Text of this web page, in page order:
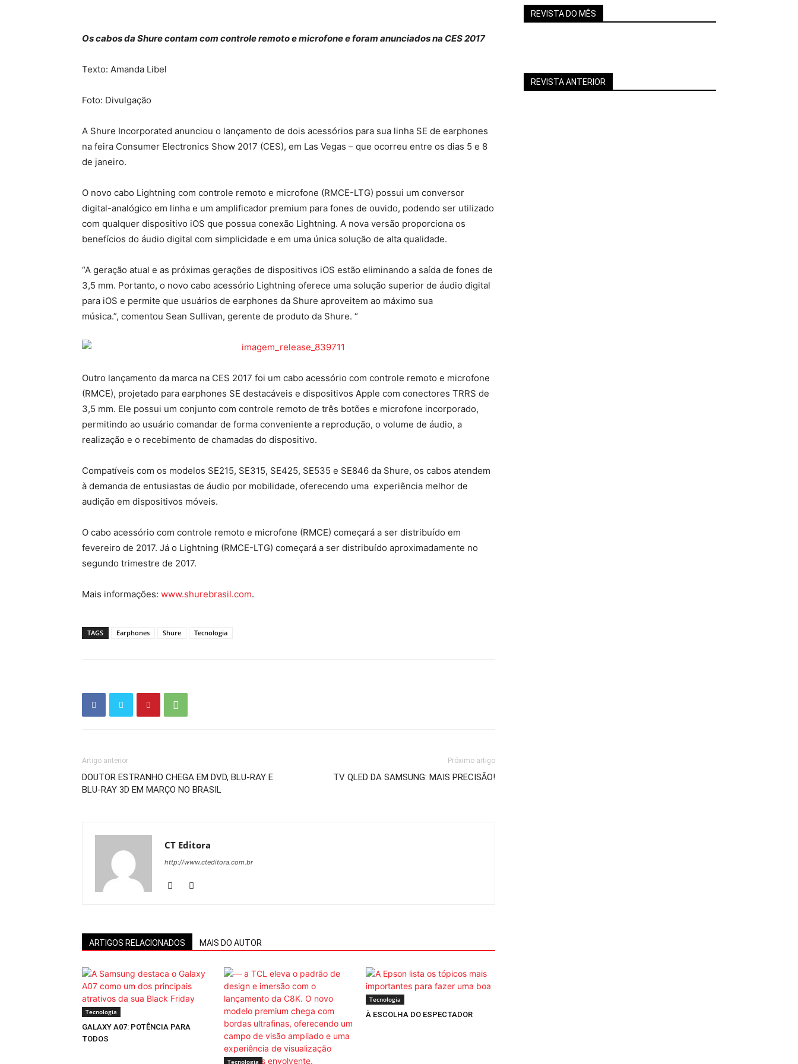
Os cabos da Shure contam com controle remoto e microfone e foram anunciados na CES 2017
Texto: Amanda Libel
Foto: Divulgação
A Shure Incorporated anunciou o lançamento de dois acessórios para sua linha SE de earphones
na feira Consumer Electronics Show 2017 (CES), em Las Vegas – que ocorreu entre os dias 5 e 8
de janeiro.
O novo cabo Lightning com controle remoto e microfone (RMCE-LTG) possui um conversor
digital-analógico em linha e um amplificador premium para fones de ouvido, podendo ser utilizado
com qualquer dispositivo iOS que possua conexão Lightning. A nova versão proporciona os
benefícios do áudio digital com simplicidade e em uma única solução de alta qualidade.
“A geração atual e as próximas gerações de dispositivos iOS estão eliminando a saída de fones de
3,5 mm. Portanto, o novo cabo acessório Lightning oferece uma solução superior de áudio digital
para iOS e permite que usuários de earphones da Shure aproveitem ao máximo sua
música.”, comentou Sean Sullivan, gerente de produto da Shure. “
Outro lançamento da marca na CES 2017 foi um cabo acessório com controle remoto e microfone
(RMCE), projetado para earphones SE destacáveis e dispositivos Apple com conectores TRRS de
3,5 mm. Ele possui um conjunto com controle remoto de três botões e microfone incorporado,
permitindo ao usuário comandar de forma conveniente a reprodução, o volume de áudio, a
realização e o recebimento de chamadas do dispositivo.
Compatíveis com os modelos SE215, SE315, SE425, SE535 e SE846 da Shure, os cabos atendem
à demanda de entusiastas de áudio por mobilidade, oferecendo uma experiência melhor de
audição em dispositivos móveis.
O cabo acessório com controle remoto e microfone (RMCE) começará a ser distribuído em
fevereiro de 2017. Já o Lightning (RMCE-LTG) começará a ser distribuído aproximadamente no
segundo trimestre de 2017.
Mais informações: www.shurebrasil.com.
TAGS Earphones Shure Tecnologia
Artigo anterior
DOUTOR ESTRANHO CHEGA EM DVD, BLU-RAY E
BLU-RAY 3D EM MARÇO NO BRASIL
Próximo artigo
TV QLED DA SAMSUNG: MAIS PRECISÃO!
CT Editora
http://www.cteditora.com.br
ARTIGOS RELACIONADOS MAIS DO AUTOR
Tecnologia
GALAXY A07: POTÊNCIA PARA
TODOS
Tecnologia
Tecnologia
À ESCOLHA DO ESPECTADOR
REVISTA DO MÊS
REVISTA ANTERIOR